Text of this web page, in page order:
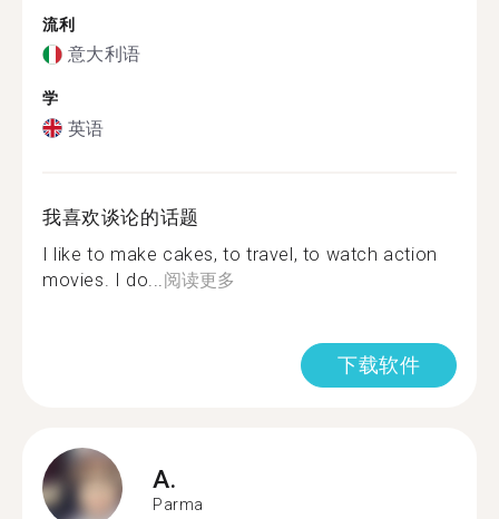
流利
意大利语
学
英语
我喜欢谈论的话题
I like to make cakes, to travel, to watch action
movies. I do... 阅读更多
下载软件
A.
Parma